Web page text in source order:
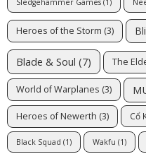
Sledgehammer Games (1)
Heroes of the Storm (3)
Blade & Soul (7) The
World of Warplanes (3)
Heroes of Newerth (3) Cổ
Black Squad (1) Wakfu (1)